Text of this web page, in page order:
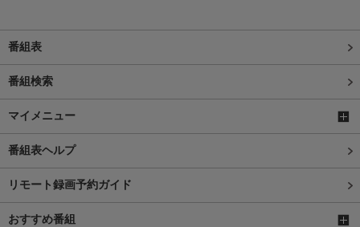
番組表
番組検索
マイメニュー
番組表ヘルプ
リモート録画予約ガイド
おすすめ番組